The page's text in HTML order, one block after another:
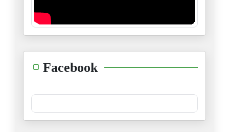
Facebook